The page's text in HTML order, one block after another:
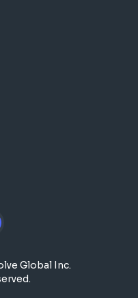
Global Inc.